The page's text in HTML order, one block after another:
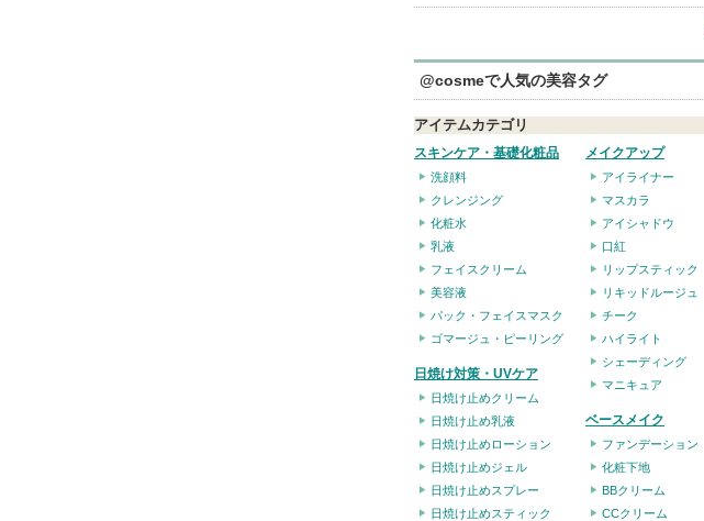
@cosmeで人気の美容タグ
アイテムカテゴリ
スキンケア・基礎化粧品
洗顔料
クレンジング
化粧水
乳液
フェイスクリーム
美容液
パック・フェイスマスク
ゴマージュ・ピーリング
日焼け対策・UVケア
日焼け止めクリーム
日焼け止め乳液
日焼け止めローション
日焼け止めジェル
日焼け止めスプレー
日焼け止めスティック
メイクアップ
アイライナー
マスカラ
アイシャドウ
口紅
リップスティック
リキッドルージュ
チーク
ハイライト
シェーディング
マニキュア
ベースメイク
ファンデーション
化粧下地
BBクリーム
CCクリーム